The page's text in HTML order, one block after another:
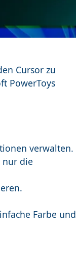
Cursor zu
PowerToys
verwalten.
nur die
Farbe und